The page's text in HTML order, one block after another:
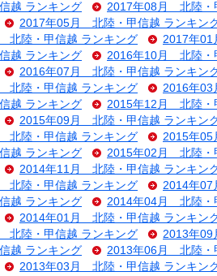
越 ランキング
2017年08月 北陸・
2017年05月 北陸・甲信越 ランキン
北陸・甲信越 ランキング
2017年
越 ランキング
2016年10月 北陸・
2016年07月 北陸・甲信越 ランキン
北陸・甲信越 ランキング
2016年
越 ランキング
2015年12月 北陸・
2015年09月 北陸・甲信越 ランキン
北陸・甲信越 ランキング
2015年
越 ランキング
2015年02月 北陸・
2014年11月 北陸・甲信越 ランキン
北陸・甲信越 ランキング
2014年
越 ランキング
2014年04月 北陸・
2014年01月 北陸・甲信越 ランキン
北陸・甲信越 ランキング
2013年
越 ランキング
2013年06月 北陸・
2013年03月 北陸・甲信越 ランキン